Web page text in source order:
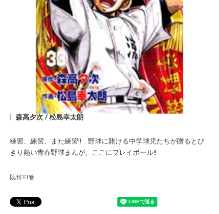
森高夕次 / 松島幸太朗
練習、練習、また練習!! 野球に賭ける中学球児たちが贈るとび
きり熱い青春野球まんが、ここにプレイボール!!
既刊33巻